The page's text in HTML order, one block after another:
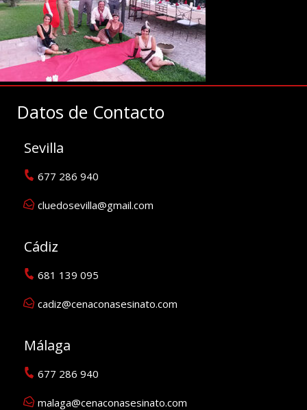
Datos de Contacto
Sevilla
677 286 940
cluedosevilla@gmail.com
Cádiz
681 139 095
cadiz@cenaconasesinato.com
Málaga
677 286 940
malaga@cenaconasesinato.com